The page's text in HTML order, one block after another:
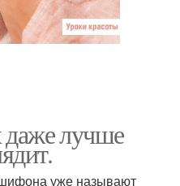
лучше
уже называют